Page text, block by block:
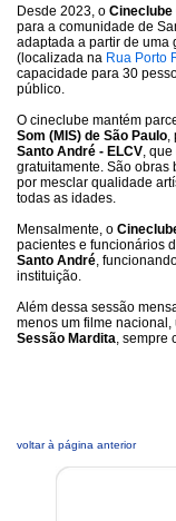
Desde 2023, o Cineclube
para a comunidade de
adaptada a partir de uma
(localizada na Rua Porto
capacidade para 30
público.
O cineclube mantém
Som (MIS) de São Paulo
Santo André - ELCV ,
gratuitamente. São obras
por mesclar qualidade
todas as idades.
Mensalmente, o
pacientes e funcionários
Santo André ,
instituição.
Além dessa sessão
menos um filme nacional,
Sessão Mardita , sempre
voltar à página anterior